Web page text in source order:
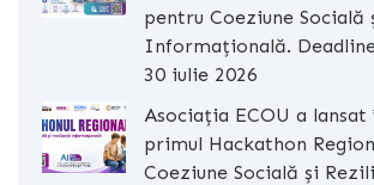
pentru Coeziune Socială
Informațională.
30 iulie 2026
Asociația ECOU a
primul Hackathon
Coeziune Socială și